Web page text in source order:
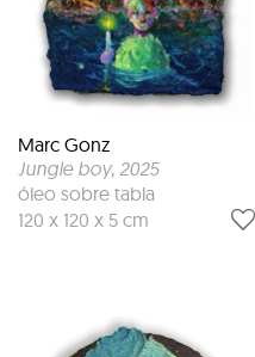
Marc Gonz
Jungle boy, 2025
óleo sobre tabla
120 x 120 x 5 cm